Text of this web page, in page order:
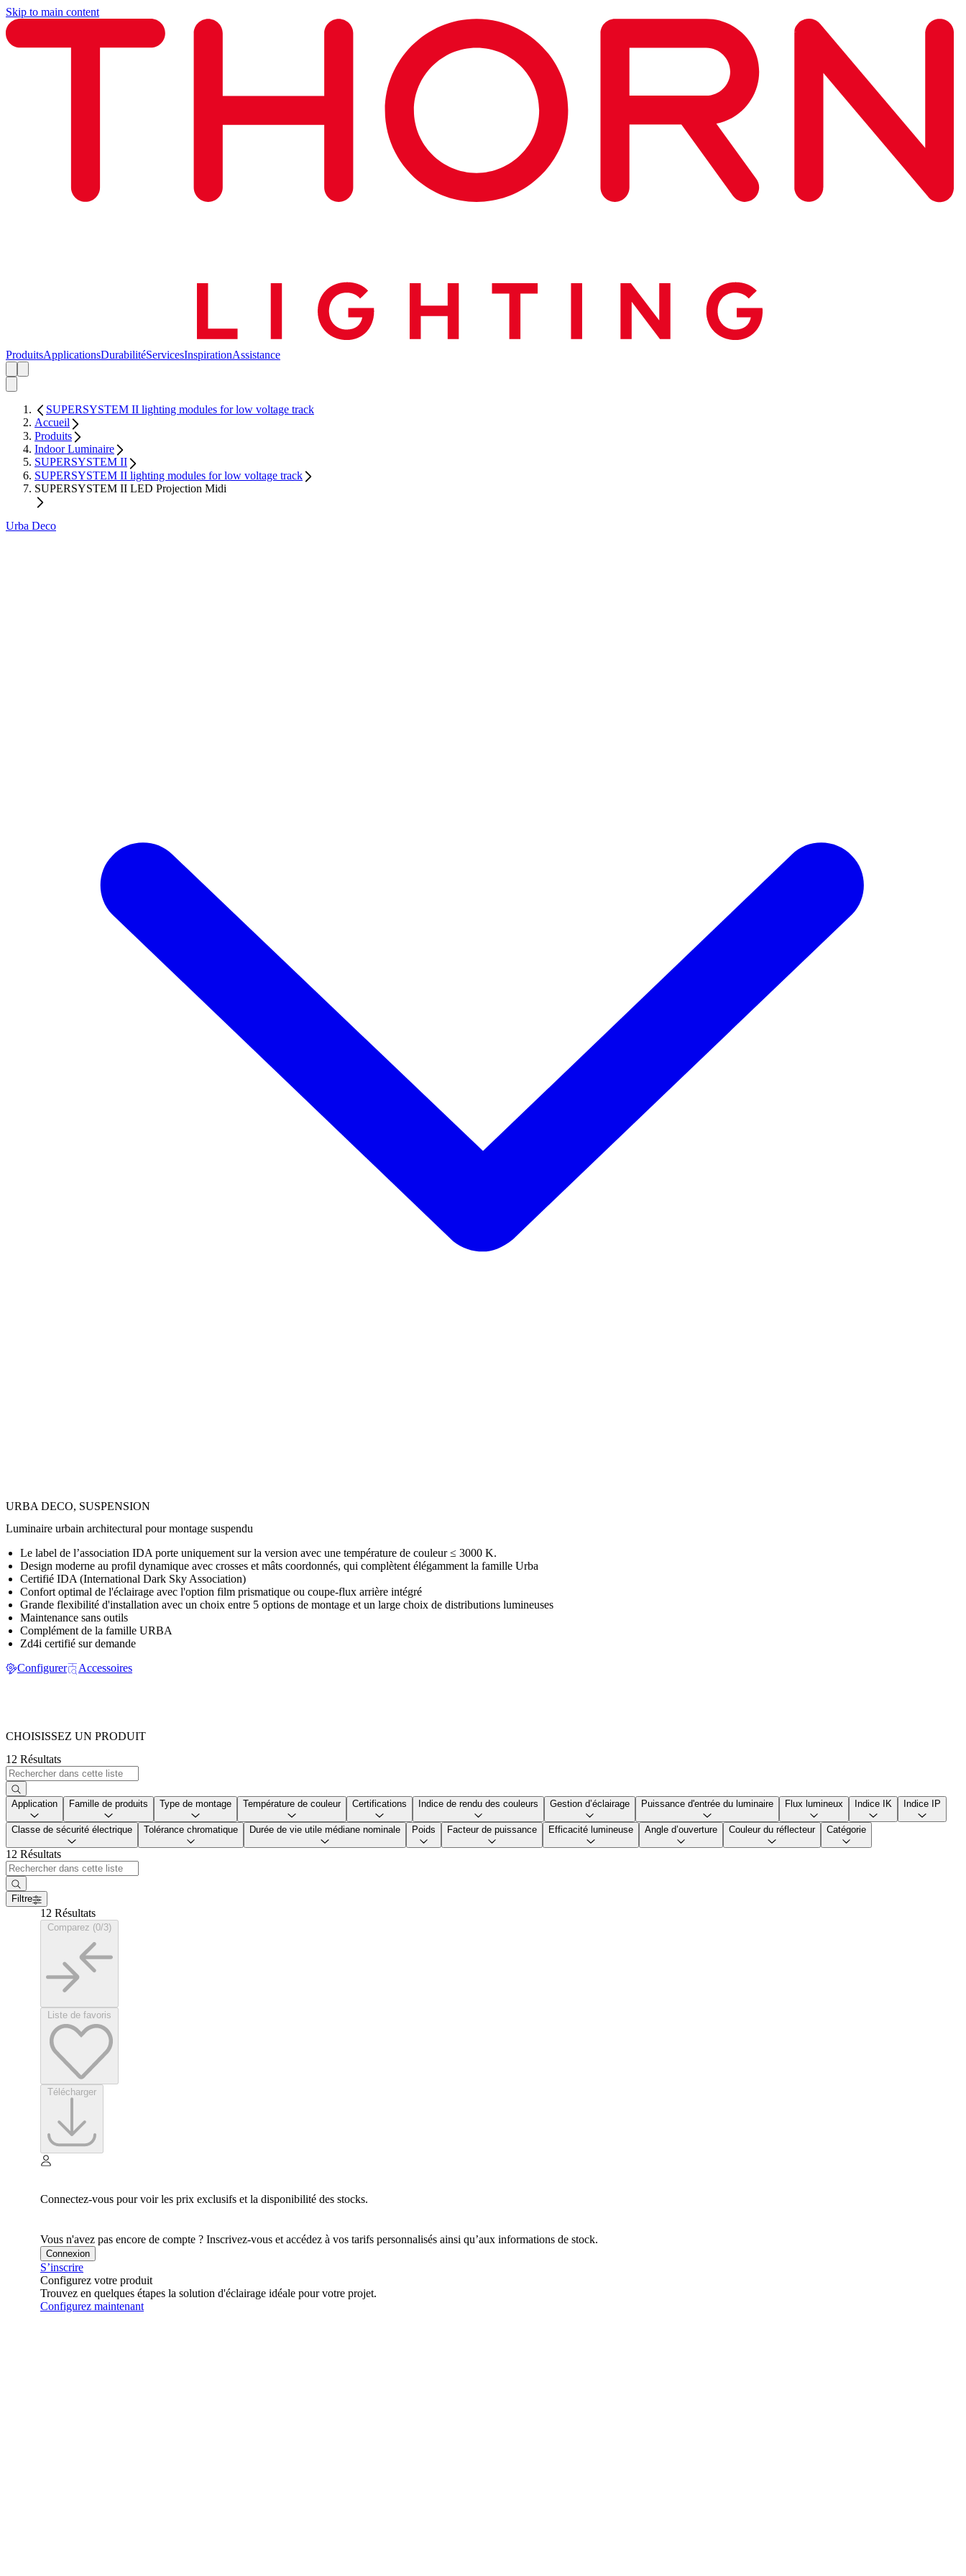
Skip to main content
ProduitsApplicationsDurabilitéServicesInspirationAssistance
SUPERSYSTEM II lighting modules for low voltage track
Accueil
Produits
Indoor Luminaire
SUPERSYSTEM II
SUPERSYSTEM II lighting modules for low voltage track
SUPERSYSTEM II LED Projection Midi
Urba Deco
URBA DECO, SUSPENSION
Luminaire urbain architectural pour montage suspendu
Le label de l’association IDA porte uniquement sur la version avec une température de couleur ≤ 3000 K.
Design moderne au profil dynamique avec crosses et mâts coordonnés, qui complètent élégamment la famille Urba
Certifié IDA (International Dark Sky Association)
Confort optimal de l'éclairage avec l'option film prismatique ou coupe-flux arrière intégré
Grande flexibilité d'installation avec un choix entre 5 options de montage et un large choix de distributions lumineuses
Maintenance sans outils
Complément de la famille URBA
Zd4i certifié sur demande
Configurer
Accessoires
CHOISISSEZ UN PRODUIT
12 Résultats
Application Famille de produits Type de montage Température de couleur Certifications Indice de rendu des couleurs Gestion d’éclairage Puissance d'entrée du luminaire Flux lumineux Indice IK Indice IP
Classe de sécurité électrique Tolérance chromatique Durée de vie utile médiane nominale Poids Facteur de puissance Efficacité lumineuse Angle d’ouverture Couleur du réflecteur Catégorie
12 Résultats
Filtre
12 Résultats
Connectez-vous pour voir les prix exclusifs et la disponibilité des stocks.
Vous n'avez pas encore de compte ? Inscrivez-vous et accédez à vos tarifs personnalisés ainsi qu’aux informations de stock.
Connexion
S’inscrire
Configurez votre produit
Trouvez en quelques étapes la solution d'éclairage idéale pour votre projet.
Configurez maintenant